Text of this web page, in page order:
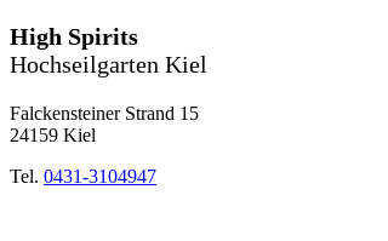
High Spirits
Hochseilgarten Kiel
Falckensteiner Strand 15
24159 Kiel
Tel. 0431-3104947